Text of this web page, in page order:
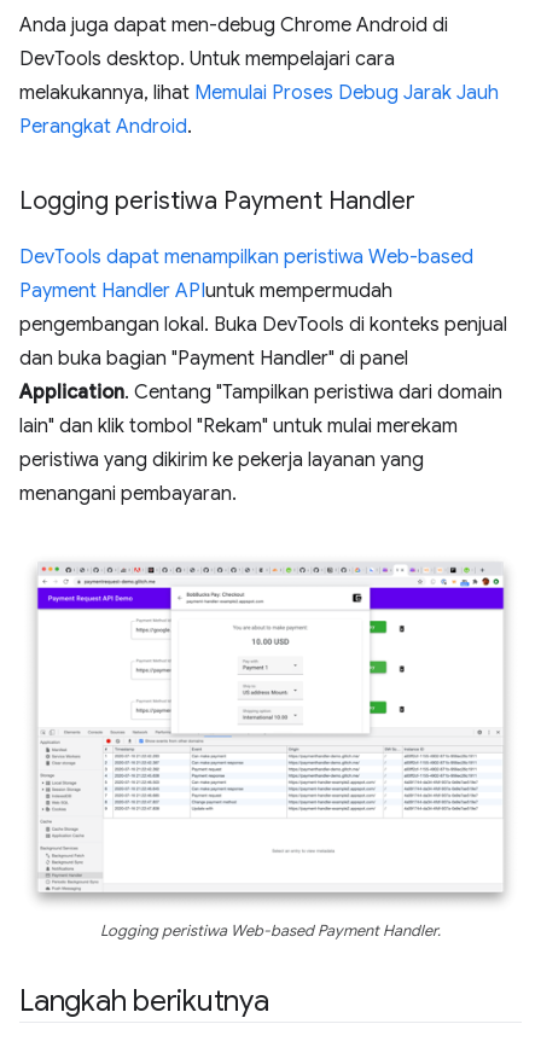
Anda juga dapat men-debug Chrome Android di
DevTools desktop. Untuk mempelajari cara
melakukannya, lihat Memulai Proses Debug Jarak Jauh
Perangkat Android.
Logging peristiwa Payment Handler
DevTools dapat menampilkan peristiwa Web-based
Payment Handler APIuntuk mempermudah
pengembangan lokal. Buka DevTools di konteks penjual
dan buka bagian "Payment Handler" di panel
Application. Centang "Tampilkan peristiwa dari domain
lain" dan klik tombol "Rekam" untuk mulai merekam
peristiwa yang dikirim ke pekerja layanan yang
menangani pembayaran.
Logging peristiwa Web-based Payment Handler.
Langkah berikutnya